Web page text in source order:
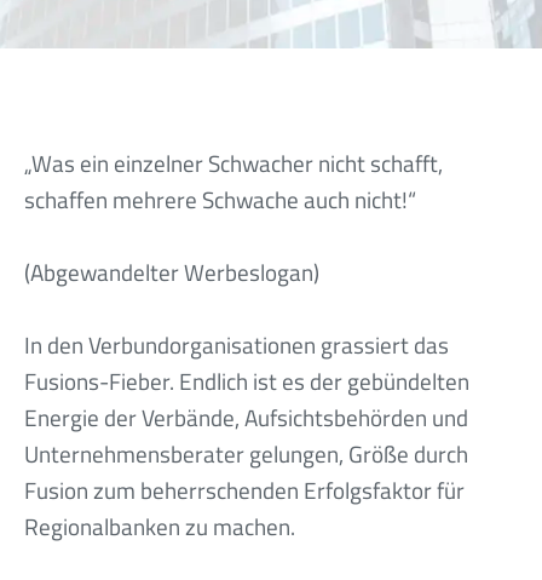
„Was ein einzelner Schwacher nicht schafft,
schaffen mehrere Schwache auch nicht!“
(Abgewandelter Werbeslogan)
In den Verbundorganisationen grassiert das
Fusions-Fieber. Endlich ist es der gebündelten
Energie der Verbände, Aufsichtsbehörden und
Unternehmensberater gelungen, Größe durch
Fusion zum beherrschenden Erfolgsfaktor für
Regionalbanken zu machen.